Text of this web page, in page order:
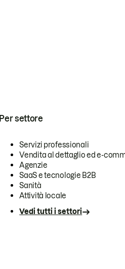
Per settore
Servizi professionali
Vendita al dettaglio ed e-
Agenzie
SaaS e tecnologie B2B
Sanità
Attività locale
Vedi tutti i settori